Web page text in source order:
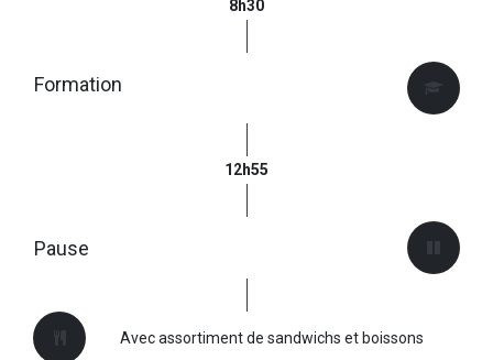
8h30
Formation
12h55
Pause
Avec assortiment de sandwichs et boissons